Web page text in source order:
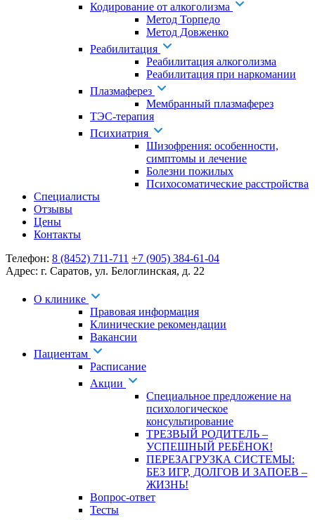
Кодирование от алкоголизма
Метод Торпедо
Метод Довженко
Реабилитация
Реабилитация алкоголизма
Реабилитация при наркомании
Плазмаферез
Мембранный плазмаферез
ТЭС-терапия
Психиатрия
Шизофрения: особенности,
симптомы и лечение
Болезни пожилых
Психосоматические расстройства
Специалисты
Отзывы
Цены
Контакты
Телефон: 8 (8452) 711-711 +7 (905) 384-61-04
Адрес: г. Саратов, ул. Белоглинская, д. 22
О клинике
Правовая информация
Клинические рекомендации
Вакансии
Пациентам
Расписание
Акции
Специальное предложение на
психологическое
консультирование
ТРЕЗВЫЙ РОДИТЕЛЬ –
УСПЕШНЫЙ РЕБЁНОК!
ПЕРЕЗАГРУЗКА СИСТЕМЫ:
БЕЗ ИГР, ДОЛГОВ И ЗАПОЕВ –
ЖИЗНЬ!
Вопрос-ответ
Тесты